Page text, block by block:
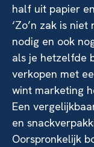
half uit papier
‘Zo’n zak is
nodig en ook
als je hetzelfde
verkopen met
wint marketing
Een
en
Oorspronkelijk